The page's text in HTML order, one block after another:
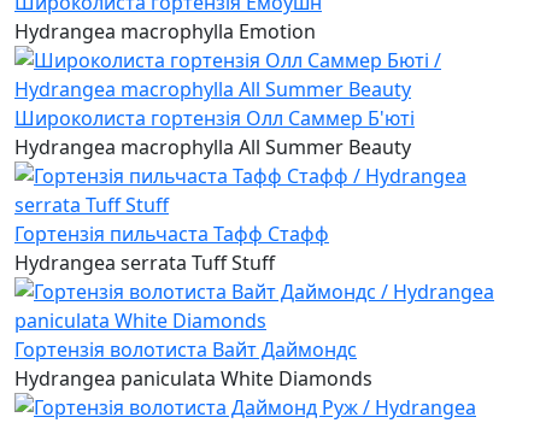
Hydrangea macrophylla Emotion
Широколиста гортензія Олл Саммер Б'юті
Hydrangea macrophylla All Summer Beauty
Гортензія пильчаста Тафф Стафф
Hydrangea serrata Tuff Stuff
Гортензія волотиста Вайт Даймондс
Hydrangea paniculata White Diamonds